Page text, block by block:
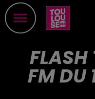
FLASH
FM DU